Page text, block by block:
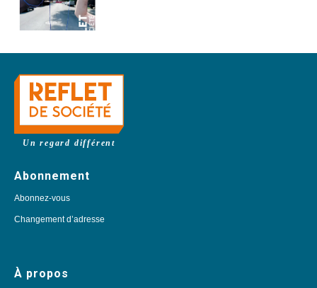
Un regard différent
Abonnement
Abonnez-vous
Changement d’adresse
À propos